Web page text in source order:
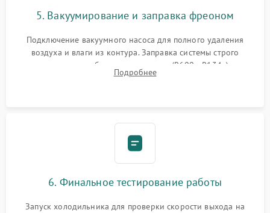
5. Вакуумирование и заправка фреоном
Подключение вакуумного насоса для полного удаления
воздуха и влаги из контура. Заправка системы строго
дозированным объемом хладагента (R600a, R134a) по
электронным весам. Контроль рабочего давления в системе.
Подробнее
6. Финальное тестирование работы
Запуск холодильника для проверки скорости выхода на